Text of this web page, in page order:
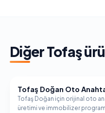
DiğerTofaş
TOFAŞ
Tofaş Doğan Oto
Tofaş Doğan için orijinal oto
üretimi ve immobilizer